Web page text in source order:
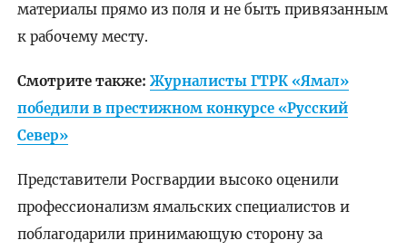
материалы прямо из поля и не быть привязанным
к рабочему месту.
Смотрите также: Журналисты ГТРК «Ямал»
победили в престижном конкурсе «Русский
Север»
Представители Росгвардии высоко оценили
профессионализм ямальских специалистов и
поблагодарили принимающую сторону за